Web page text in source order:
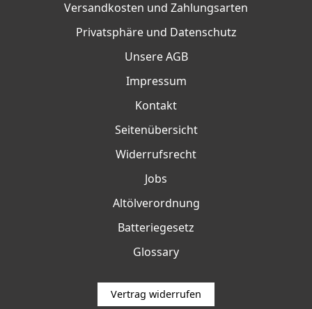
Versandkosten und Zahlungsarten
Privatsphäre und Datenschutz
Unsere AGB
Impressum
Kontakt
Seitenübersicht
Widerrufsrecht
Jobs
Altölverordnung
Batteriegesetz
Glossary
Vertrag widerrufen